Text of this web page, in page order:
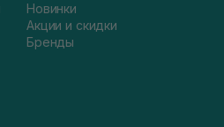
Новинки
Акции и скидки
Бренды